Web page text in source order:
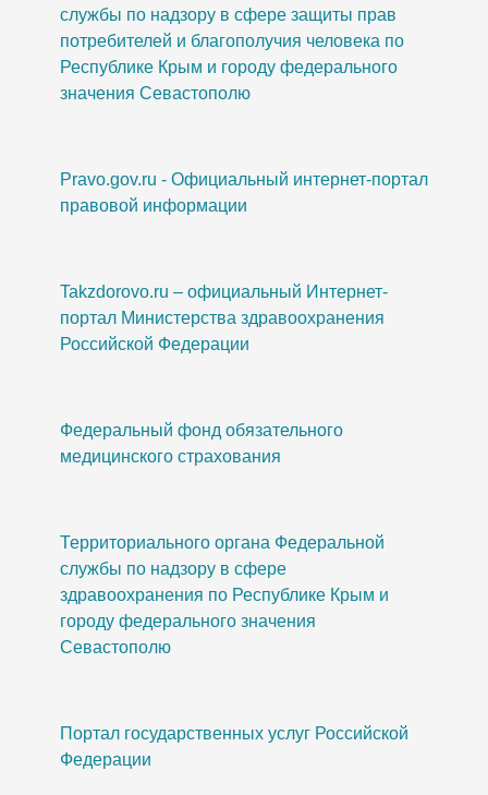
службы по надзору в сфере защиты прав
потребителей и благополучия человека по
Республике Крым и городу федерального
значения Севастополю
Pravo.gov.ru - Официальный интернет-портал
правовой информации
Takzdorovo.ru – официальный Интернет-
портал Министерства здравоохранения
Российской Федерации
Федеральный фонд обязательного
медицинского страхования
Территориального органа Федеральной
службы по надзору в сфере
здравоохранения по Республике Крым и
городу федерального значения
Севастополю
Портал государственных услуг Российской
Федерации